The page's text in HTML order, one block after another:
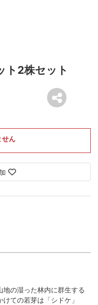
ト2株セット
せん
の湿った林内に群生する
ての若芽は「シドケ」